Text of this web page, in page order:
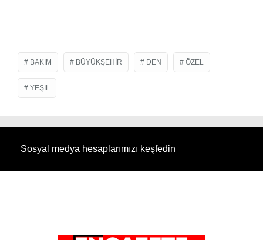
BAKIM BÜYÜKŞEHIR DEN ÖZEL
YEŞIL
Sosyal medya hesaplarımızı keşfedin